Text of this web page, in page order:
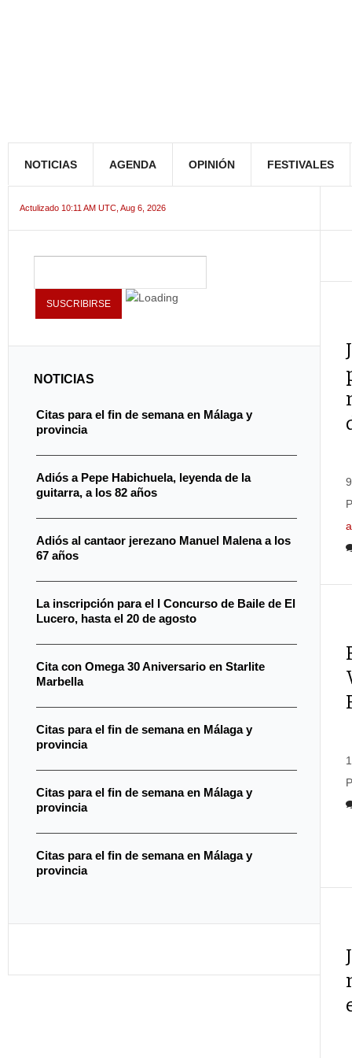
NOTICIAS AGENDA OPINIÓN FESTIVALES
Actulizado 10:11 AM UTC, Aug 6, 2026
NOTICIAS
Citas para el fin de semana en Málaga y
provincia
Adiós a Pepe Habichuela, leyenda de la
guitarra, a los 82 años
Adiós al cantaor jerezano Manuel Malena a los
67 años
La inscripción para el I Concurso de Baile de El
Lucero, hasta el 20 de agosto
Cita con Omega 30 Aniversario en Starlite
Marbella
Citas para el fin de semana en Málaga y
provincia
Citas para el fin de semana en Málaga y
provincia
Citas para el fin de semana en Málaga y
provincia